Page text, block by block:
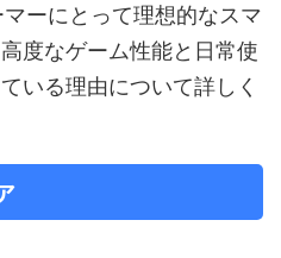
ーにとって理想的なスマ
度なゲーム性能と日常使
いる理由について詳しく